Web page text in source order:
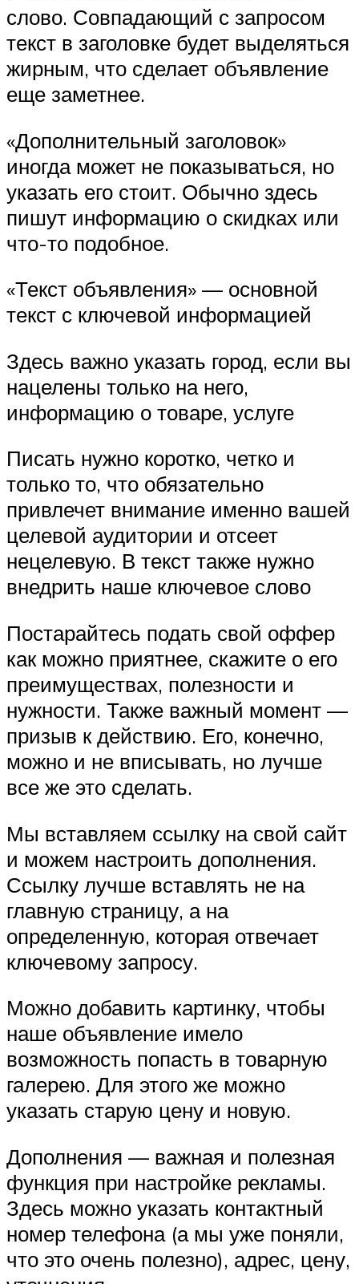
слово. Совпадающий с запросом
текст в заголовке будет выделяться
жирным, что сделает объявление
еще заметнее.
«Дополнительный заголовок»
иногда может не показываться, но
указать его стоит. Обычно здесь
пишут информацию о скидках или
что-то подобное.
«Текст объявления» — основной
текст с ключевой информацией
Здесь важно указать город, если вы
нацелены только на него,
информацию о товаре, услуге
Писать нужно коротко, четко и
только то, что обязательно
привлечет внимание именно вашей
целевой аудитории и отсеет
нецелевую. В текст также нужно
внедрить наше ключевое слово
Постарайтесь подать свой оффер
как можно приятнее, скажите о его
преимуществах, полезности и
нужности. Также важный момент —
призыв к действию. Его, конечно,
можно и не вписывать, но лучше
все же это сделать.
Мы вставляем ссылку на свой сайт
и можем настроить дополнения.
Ссылку лучше вставлять не на
главную страницу, а на
определенную, которая отвечает
ключевому запросу.
Можно добавить картинку, чтобы
наше объявление имело
возможность попасть в товарную
галерею. Для этого же можно
указать старую цену и новую.
Дополнения — важная и полезная
функция при настройке рекламы.
Здесь можно указать контактный
номер телефона (а мы уже поняли,
что это очень полезно), адрес, цену,